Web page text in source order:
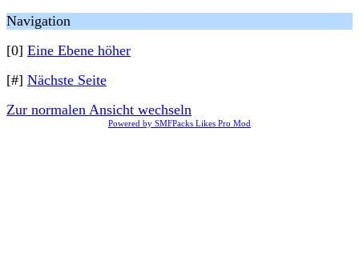
Navigation
[0] Eine Ebene höher
[#] Nächste Seite
Zur normalen Ansicht wechseln
Powered by SMFPacks Likes Pro Mod